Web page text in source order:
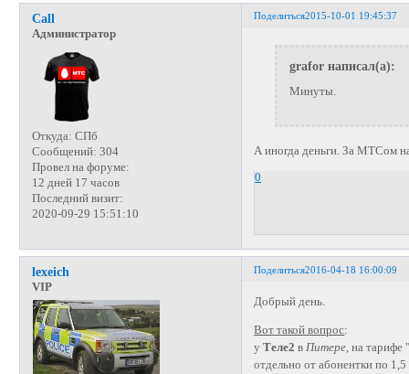
Поделиться2015-10-01 19:45:37
Call
Администратор
Откуда: СПб
Сообщений: 304
Провел на форуме:
12 дней 17 часов
Последний визит:
2020-09-29 15:51:10
grafor написал(а):
Минуты.
А иногда деньги. За МТСом
0
Поделиться2016-04-18 16:00:09
lexeich
VIP
Добрый день.
Вот такой вопрос:
уТеле2 вПитере, на тарифе
отдельно от абонентки по